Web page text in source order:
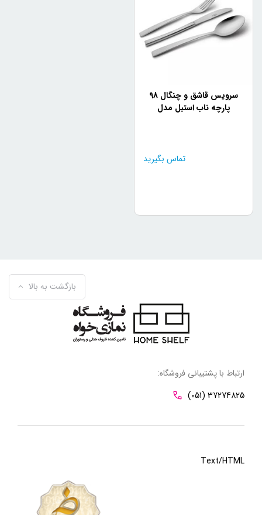
سرویس قاشق و چنگال 98
پارچه ناب استیل مدل
تماس بگیرید
بازگشت به بالا
ارتباط با پشتیبانی فروشگاه:
(051) 37274825
Text/HTML